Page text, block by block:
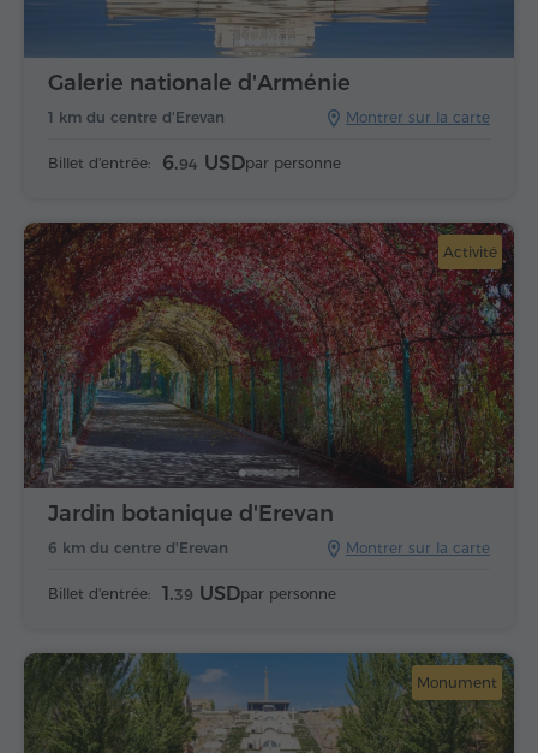
Montrer sur la carte
1 km du centre d'Erevan
Galerie nationale d'Arménie
Billet d'entrée: 6.94 USDpar personne
Activité
Montrer sur la carte
6 km du centre d'Erevan
Jardin botanique d'Erevan
Billet d'entrée: 1.39 USDpar personne
Monument